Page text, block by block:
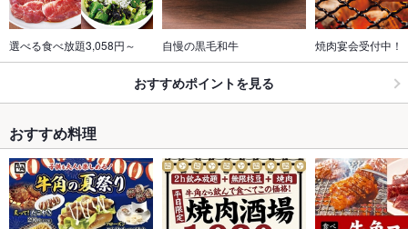
選べる食べ放題3,058円～ 自慢の黒毛和牛 焼肉宴会受付中！
おすすめポイントを見る
おすすめ料理